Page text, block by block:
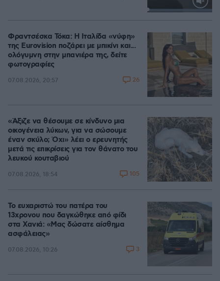
Loaded:
Φραντσέσκα Τόκα: Η Ιταλίδα «νύφη»
της Eurovision ποζάρει με μπικίνι και...
ολόγυμνη στην μπανιέρα της, δείτε
φωτογραφίες
07.08.2026, 20:57 26
«Άξιζε να θέσουμε σε κίνδυνο μια
οικογένεια λύκων, για να σώσουμε
έναν σκύλο; Όχι» λέει ο ερευνητής
μετά τις επικρίσεις για τον θάνατο του
λευκού κουταβιού
07.08.2026, 18:54 105
Το ευχαριστώ του πατέρα του
13χρονου που δαγκώθηκε από φίδι
στα Χανιά: «Μας δώσατε αίσθημα
ασφάλειας»
07.08.2026, 10:26 3